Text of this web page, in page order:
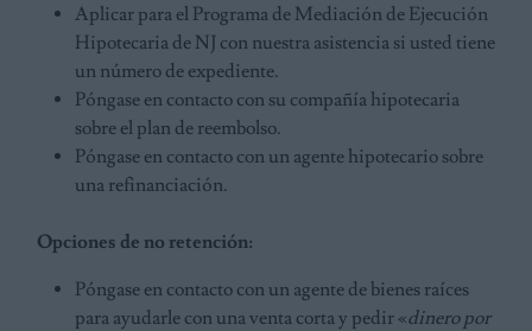
Aplicar para el Programa de Mediación de Ejecución
Hipotecaria de NJ con nuestra asistencia si usted tiene
un número de expediente.
Póngase en contacto con su compañía hipotecaria
sobre el plan de reembolso.
Póngase en contacto con un agente hipotecario sobre
una refinanciación.
Opciones de no retención:
Póngase en contacto con un agente de bienes raíces
para ayudarle con una venta corta y pedir «dinero por